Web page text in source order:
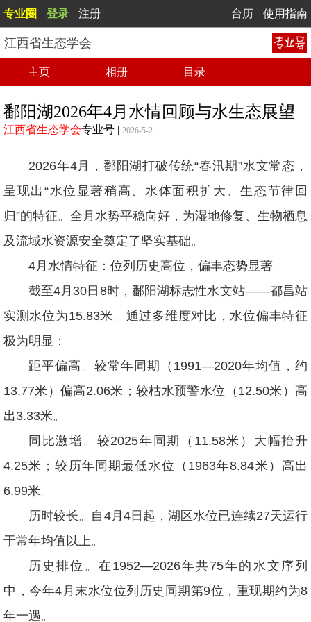
专业圈 登录 注册 台历 使用指南
江西省生态学会
主页 相册 目录
鄱阳湖2026年4月水情回顾与水生态展望
江西省生态学会专业号 | 2026-5-2
2026年4月，鄱阳湖打破传统“春汛期”水文常态，
呈现出“水位显著稍高、水体面积扩大、生态节律回
归”的特征。全月水势平稳向好，为湿地修复、生物栖息
及流域水资源安全奠定了坚实基础。
4月水情特征：位列历史高位，偏丰态势显著
截至4月30日8时，鄱阳湖标志性水文站——都昌站
实测水位为15.83米。通过多维度对比，水位偏丰特征
极为明显：
距平偏高。较常年同期（1991—2020年均值，约
13.77米）偏高2.06米；较枯水预警水位（12.50米）高
出3.33米。
同比激增。较2025年同期（11.58米）大幅抬升
4.25米；较历年同期最低水位（1963年8.84米）高出
6.99米。
历时较长。自4月4日起，湖区水位已连续27天运行
于常年均值以上。
历史排位。在1952—2026年共75年的水文序列
中，今年4月末水位位列历史同期第9位，重现期约为8
年一遇。